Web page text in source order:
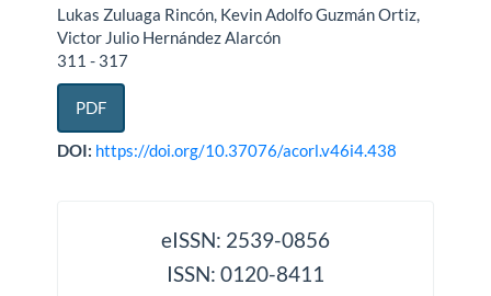
Lukas Zuluaga Rincón, Kevin Adolfo Guzmán Ortiz,
Victor Julio Hernández Alarcón
311 - 317
PDF
DOI: https://doi.org/10.37076/acorl.v46i4.438
eISSN: 2539-0856
ISSN: 0120-8411